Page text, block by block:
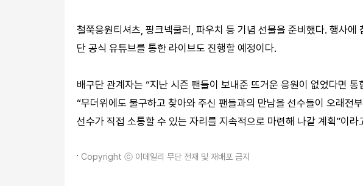
철쭉응원티셔츠, 핑크넥쿨러, 파우치 등 기념 선물을 준비했다. 행사에
단 공식 유튜브를 통한 라이브도 진행할 예정이다.
배구단 관계자는 “지난 시즌 팬들이 보내준 뜨거운 응원이 없었다면 통
“무더위에도 불구하고 찾아와 주신 팬들과의 만남을 선수들이 오래전
선수가 직접 소통할 수 있는 자리를 지속적으로 마련해 나갈 계획”이라
Copyright ⓒ 이데일리 무단 전재 및 재배포 금지